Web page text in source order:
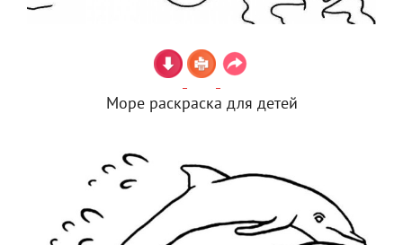
Море раскраска для детей